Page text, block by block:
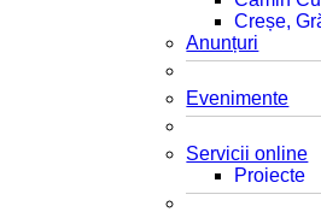
Creșe,
Anunțuri
Evenimente
Servicii online
Proiecte